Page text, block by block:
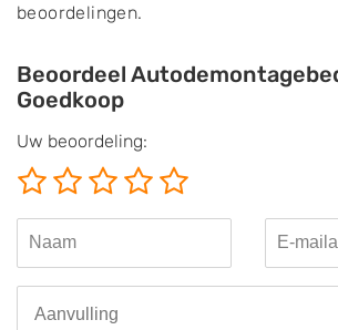
beoordelingen.
Beoordeel
Goedkoop
Uw beoordeling: